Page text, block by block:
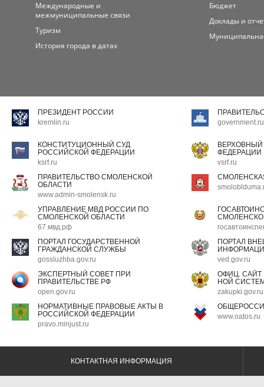
Международные и
межмуниципальные связи
Туризм
История города в датах
Бюджет
Доклады и
ПРЕЗИДЕНТ РОССИИ
kremlin.ru
government.ru
КОНСТИТУЦИОННЫЙ СУД
РОССИЙСКОЙ ФЕДЕРАЦИИ
ksrf.ru
ФЕДЕРАЦИИ
vsrf.ru
ПРАВИТЕЛЬСТВО СМОЛЕНСКОЙ
ОБЛАСТИ
www.admin-smolensk.ru
УПРАВЛЕНИЕ МВД РОССИИ ПО
СМОЛЕНСКОЙ ОБЛАСТИ
67.мвд.рф
ПОРТАЛ ГОСУДАРСТВЕННОЙ
ГРАЖДАНСКОЙ СЛУЖБЫ
gossluzhba.gov.ru
ПОРТАЛ
ved.gov.ru
ЭКСПЕРТНЫЙ СОВЕТ ПРИ
ПРАВИТЕЛЬСТВЕ РФ
open.gov.ru
ОФИЦ.
НОЙ
zakupki.gov.ru
НОРМАТИВНЫЕ ПРАВОВЫЕ АКТЫ В
РОССИЙСКОЙ ФЕДЕРАЦИИ
pravo.minjust.ru
www.oatos.ru
КОНТАКТНАЯ ИНФОРМАЦИЯ